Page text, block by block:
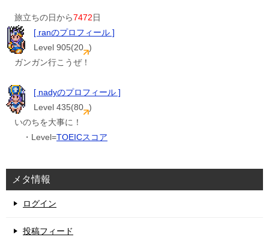
旅立ちの日から7472日
[ ranのプロフィール ]
Level 905(20 )
ガンガン行こうぜ！
[ nadyのプロフィール ]
Level 435(80 )
いのちを大事に！
・Level=TOEICスコア
メタ情報
ログイン
投稿フィード